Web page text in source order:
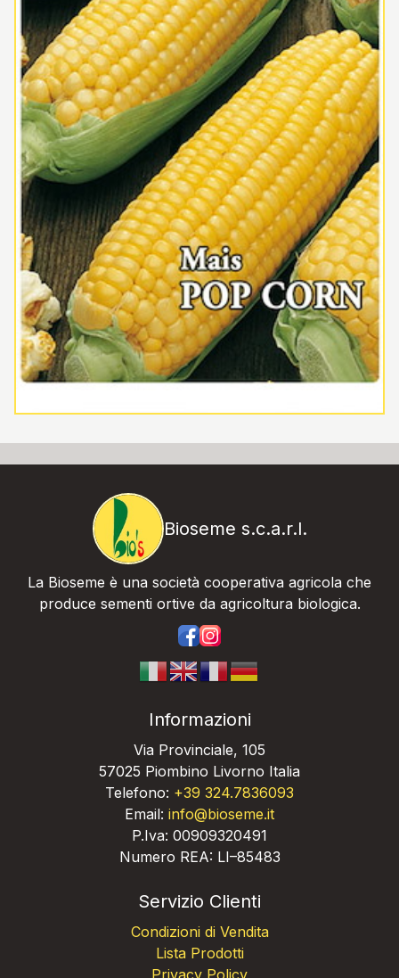
Bioseme s.c.a.r.l.
La Bioseme è una società cooperativa agricola che
produce sementi ortive da agricoltura biologica.
Informazioni
Via Provinciale, 105
57025 Piombino Livorno Italia
Telefono: +39 324.7836093
Email: info@bioseme.it
P.Iva: 00909320491
Numero REA: LI–85483
Servizio Clienti
Condizioni di Vendita
Lista Prodotti
Privacy Policy